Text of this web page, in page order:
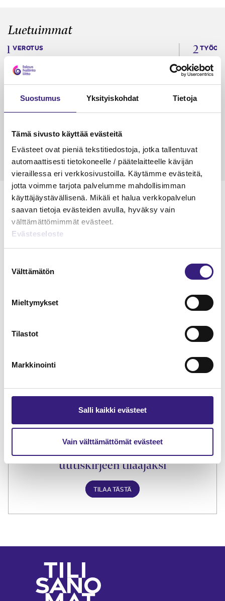
Suostumus Yksityiskohdat Tietoja
Tämä sivusto käyttää evästeitä
Evästeet ovat pieniä tekstitiedostoja, jotka tallentuvat
automaattisesti tietokoneelle / päätelaitteelle kävijän
vieraillessa eri verkkosivustoilla. Käytämme evästeitä,
jotta voimme tarjota palvelumme mahdollisimman
käyttäjäystävällisenä. Mikäli et halua verkkopalvelun
saavan tietoja evästeiden avulla, hyväksy vain
välttämättömimmät evästeet.
Evästeseloste
valinta
Välttämätön
Mieltymykset
Tilastot
Markkinointi
Salli kaikki evästeet
Vain välttämättömät evästeet
Luetuimmat
VEROTUS
Kulu­veloitukset arvon­lisä­
verotuksessa – omien kulujen
veloitus ja läpi­laskutus
näytenumero
Liity Tilisanomien
uutiskirjeen tilaajaksi
TILAA TÄSTÄ